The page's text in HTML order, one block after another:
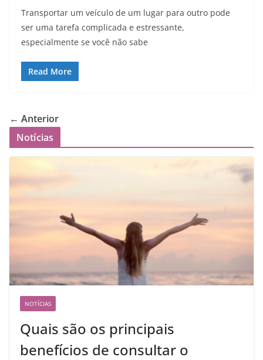
Transportar um veículo de um lugar para outro pode
ser uma tarefa complicada e estressante,
especialmente se você não sabe
Read More
← Anterior
Notícias
NOTÍCIAS
Quais são os principais
benefícios de consultar o